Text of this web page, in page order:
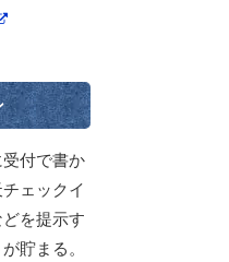
付で書か
ェックイ
を提示す
貯まる。